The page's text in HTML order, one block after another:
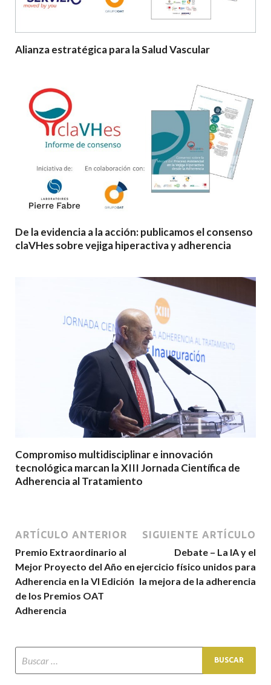
Alianza estratégica para la Salud Vascular
De la evidencia a la acción: publicamos el consenso
claVHes sobre vejiga hiperactiva y adherencia
Compromiso multidisciplinar e innovación
tecnológica marcan la XIII Jornada Científica de
Adherencia al Tratamiento
ARTÍCULO ANTERIOR
Premio Extraordinario al
Mejor Proyecto del Año en
Adherencia en la VI Edición
de los Premios OAT
Adherencia
SIGUIENTE ARTÍCULO
Debate – La IA y el
ejercicio físico unidos para
la mejora de la adherencia